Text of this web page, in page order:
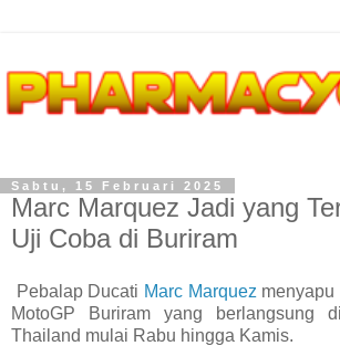
Sabtu, 15 Februari 2025
Marc Marquez Jadi yang
Uji Coba di Buriram
Pebalap Ducati Marc Marquez
MotoGP Buriram yang berlangsung
Thailand mulai Rabu hingga Kamis.